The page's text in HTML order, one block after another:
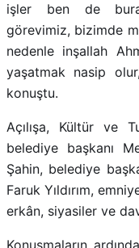
işler ben de
görevimiz, bizimde
nedenle inşallah
yaşatmak nasip
konuştu.
Açılışa, Kültür ve
belediye başkanı
Şahin, belediye
Faruk Yıldırım,
erkân, siyasiler ve